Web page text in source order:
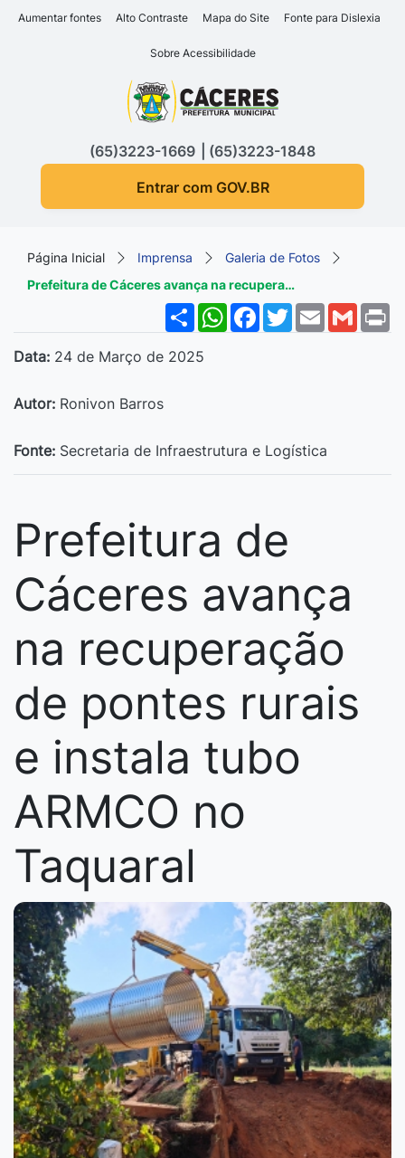
Seção de atalhos e links
Ir para o conteúdo [alt+1]
Ir para o rodapé [alt+4]
Aumentar fontes Alto Contraste Mapa do Site Fonte para Dislexia
Sobre Acessibilidade
Seção do menu principal
(65)3223-1669
(65)3223-1848
Entrar com GOV.BR
Página Inicial Imprensa
Galeria de Fotos
Prefeitura de Cáceres avança na recupera…
ShareWhatsApp
Facebook
Twitter
EmailGmail
Data: 24 de Março de 2025
Autor: Ronivon Barros
Fonte: Secretaria de Infraestrutura e Logística
Prefeitura de
Cáceres avança
na recuperação
de pontes rurais
e instala tubo
ARMCO no
Taquaral